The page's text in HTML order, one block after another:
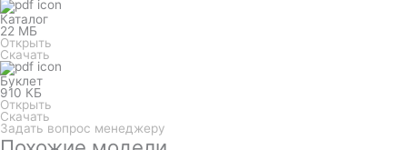
Каталог
22 МБ
Открыть
Скачать
Буклет
910 КБ
Открыть
Скачать
Задать вопрос менеджеру